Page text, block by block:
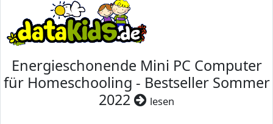
Energieschonende Mini PC Computer
für Homeschooling - Bestseller Sommer
2022
lesen